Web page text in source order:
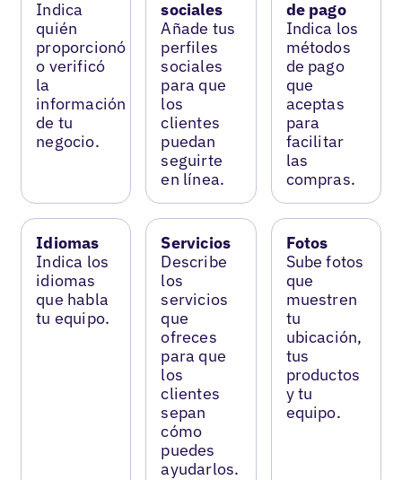
Indica
quién
proporcionó
o verificó
la
información
de tu
negocio.
sociales
Añade tus
perfiles
sociales
para que
los
clientes
puedan
seguirte
en línea.
de pago
Indica los
métodos
de pago
que
aceptas
para
facilitar
las
compras.
Idiomas
Indica los
idiomas
que habla
tu equipo.
Servicios
Describe
los
servicios
que
ofreces
para que
los
clientes
sepan
cómo
puedes
ayudarlos.
Fotos
Sube fotos
que
muestren
tu
ubicación,
tus
productos
y tu
equipo.